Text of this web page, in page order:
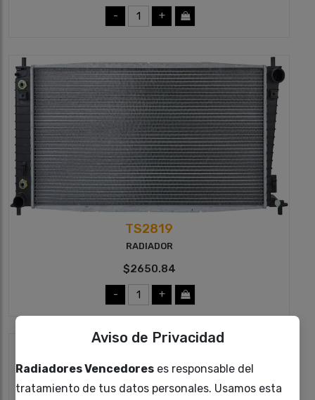
- +
TS2819
RADIADOR
$2650.84
- +
Aviso de Privacidad
Radiadores Vencedores es responsable del
tratamiento de tus datos personales. Usamos esta